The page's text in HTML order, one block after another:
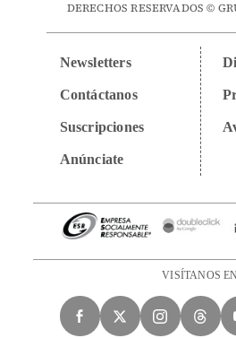
DERECHOS RESERVADOS ©
Newsletters
Contáctanos
Suscripciones
Anúnciate
VISÍTANOS